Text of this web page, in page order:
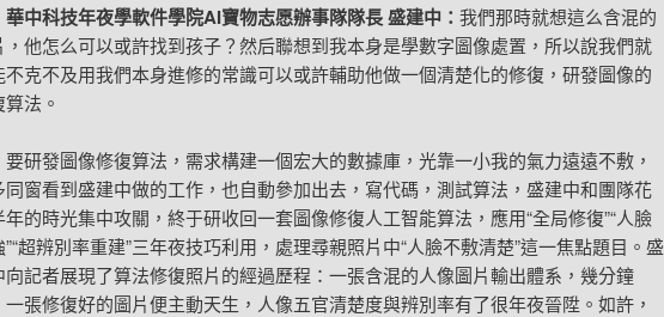
華中科技年夜學軟件學院AI寶物志愿辦事隊隊長 盛建中： 我們那時就想這么含混的
，他怎么可以或許找到孩子？然后聯想到我本身是學數字圖像處置，所以說我們就
不克不及用我們本身進修的常識可以或許輔助他做一個清楚化的修復，研發圖像的
法。
要研發圖像修復算法，需求構建一個宏大的數據庫，光靠一小我的氣力遠遠不敷，
同窗看到盛建中做的工作，也自動參加出去，寫代碼，測試算法，盛建中和團隊花
年的時光集中攻關，終于研收回一套圖像修復人工智能算法，應用“全局修復”“人臉
”“超辨別率重建”三年夜技巧利用，處理尋親照片中“人臉不敷清楚”這一焦點題目。盛
向記者展現了算法修復照片的經過歷程：一張含混的人像圖片輸出體系，幾分鐘
一張修復好的圖片便主動天生，人像五官清楚度與辨別率有了很年夜晉陞。如許，